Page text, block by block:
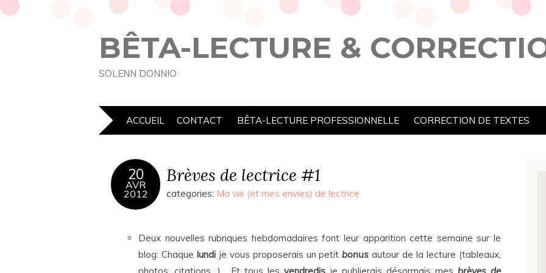
BÊTA-LECTURE &
SOLENN DONNIO
ACCUEIL CONTACT BÊTA-LECTURE PROFESSIONNELLE CORRECTION DE TEXTES
20
AVR
2012
Brèves de lectrice #1
categories: Ma vie (et mes envies) de lectrice
Deux nouvelles rubriques hebdomadaires font leur apparition cette semaine sur le
blog: Chaque lundi je vous proposerais un petit bonus autour de la lecture (tableaux,